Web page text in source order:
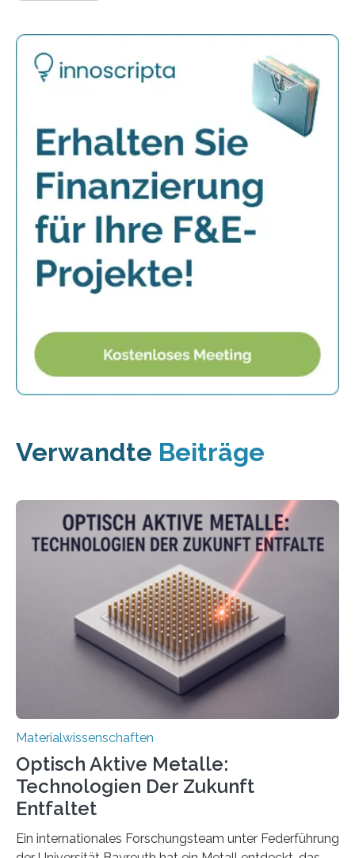
Verwandte Beiträge
Materialwissenschaften
Optisch Aktive Metalle:
Technologien Der Zukunft
Entfaltet
Ein internationales Forschungsteam unter Federführung